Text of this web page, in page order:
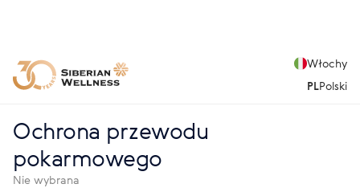
Włochy
PLPolski
Ochrona przewodu
pokarmowego
Nie wybrana